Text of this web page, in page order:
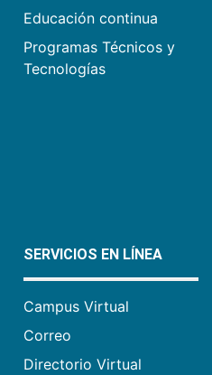
Educación continua
Programas Técnicos y
Tecnologías
SERVICIOS EN LÍNEA
Campus Virtual
Correo
Directorio Virtual